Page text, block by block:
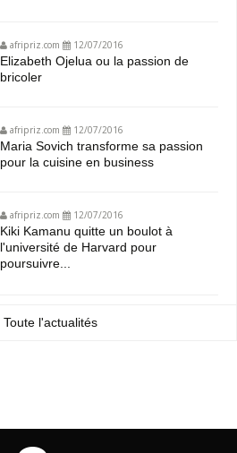
afripriz.com 12/07/2016
Elizabeth Ojelua ou la passion de
bricoler
afripriz.com 12/07/2016
Maria Sovich transforme sa passion
pour la cuisine en business
afripriz.com 12/07/2016
Kiki Kamanu quitte un boulot à
l'université de Harvard pour
poursuivre...
Toute l'actualités